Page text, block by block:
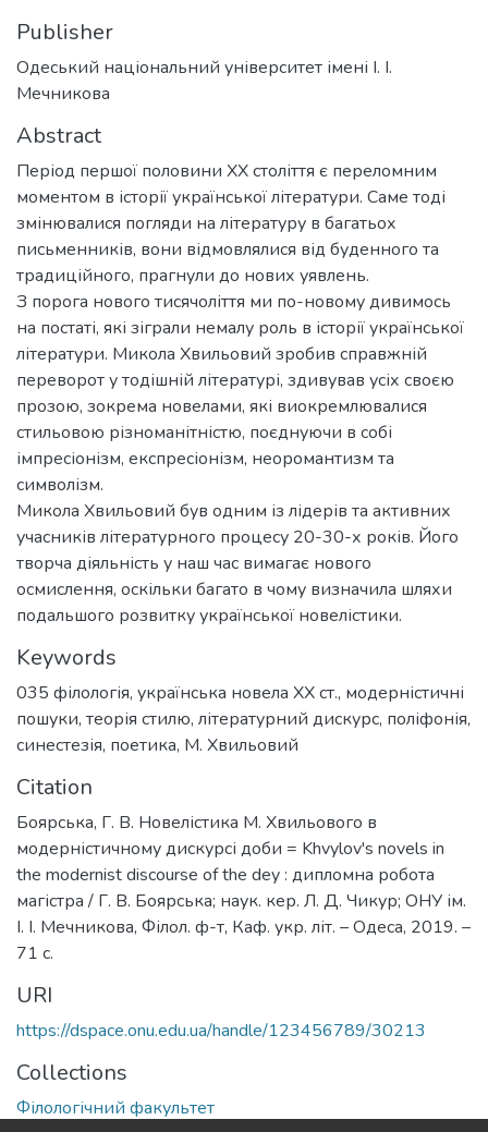
Publisher
Одеський національний університет імені І. І.
Мечникова
Abstract
Період першої половини ХХ століття є переломним
моментом в історії української літератури. Саме тоді
змінювалися погляди на літературу в багатьох
письменників, вони відмовлялися від буденного та
традиційного, прагнули до нових уявлень.
З порога нового тисячоліття ми по-новому дивимось
на постаті, які зіграли немалу роль в історії української
літератури. Микола Хвильовий зробив справжній
переворот у тодішній літературі, здивував усіх своєю
прозою, зокрема новелами, які виокремлювалися
стильовою різноманітністю, поєднуючи в собі
імпресіонізм, експресіонізм, неоромантизм та
символізм.
Микола Хвильовий був одним із лідерів та активних
учасників літературного процесу 20-30-х років. Його
творча діяльність у наш час вимагає нового
осмислення, оскільки багато в чому визначила шляхи
подальшого розвитку української новелістики.
Keywords
035 філологія, українська новела ХХ ст., модерністичні
пошуки, теорія стилю, літературний дискурс, поліфонія,
синестезія, поетика, М. Хвильовий
Citation
Боярська, Г. В. Новелістика М. Хвильового в
модерністичному дискурсі доби = Khvylov's novels in
the modernist discourse of the dey : дипломна робота
магістра / Г. В. Боярська; наук. кер. Л. Д. Чикур; ОНУ ім.
І. І. Мечникова, Філол. ф-т, Каф. укр. літ. – Одеса, 2019. –
71 с.
URI
https://dspace.onu.edu.ua/handle/123456789/30213
Collections
Філологічний факультет